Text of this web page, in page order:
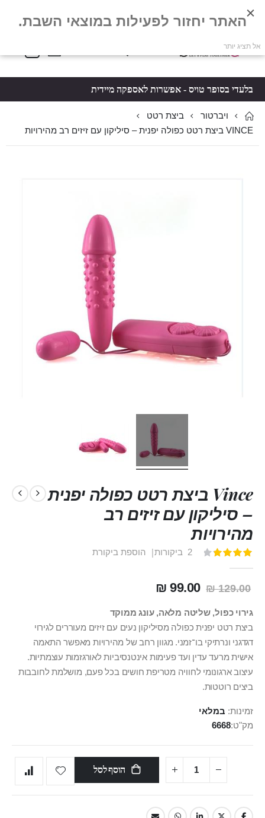
Toggle
סל קניות
בלעדי בסופר טויס - אפשרות לאספקה מיידית
ויברטור
ביצת רטט
VINCE ביצת רטט כפולה יפנית – סיליקון עם זיזים רב מהירויות
Vince ביצת רטט כפולה יפנית
– סיליקון עם זיזים רב
מהירויות
דירוג:
2 ביקורות הוספת ביקורת
129.00 ₪
99.00 ₪
גירוי כפול, שליטה מלאה, עונג ממוקד
ביצת רטט יפנית כפולה מסיליקון נעים עם זיזים מעוררים לגירוי
דגדגני ונרתיקי בו־זמני. מגוון רחב של מהירויות מאפשר התאמה
אישית מרעד עדין ועד פעימות אינטנסיביות לאורגזמות עוצמתיות.
עיצוב ארגונומי לחוויה מטריפת חושים בכל פעם, מושלמת לחובבות
ביצים רוטטות.
זמינות: במלאי
מק"ט 6668
הוסף לסל
האתר יחזור לפעילות במוצאי השבת.
אל תציג יותר